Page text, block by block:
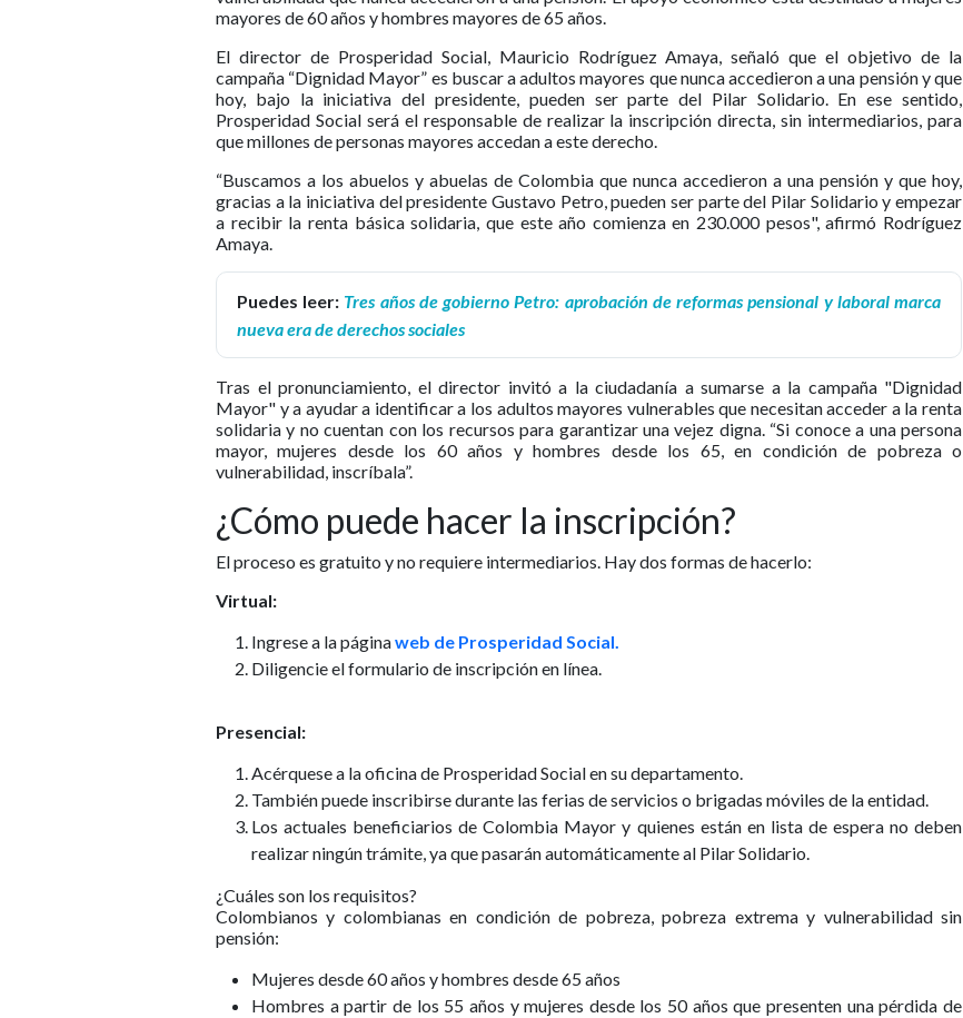
mayores de 60 años y hombres mayores de 65 años.
El director de Prosperidad Social, Mauricio Rodríguez Amaya, señaló que el objetivo de la
campaña “Dignidad Mayor” es buscar a adultos mayores que nunca accedieron a una pensión y que
hoy, bajo la iniciativa del presidente, pueden ser parte del Pilar Solidario. En ese sentido,
Prosperidad Social será el responsable de realizar la inscripción directa, sin intermediarios, para
que millones de personas mayores accedan a este derecho.
“Buscamos a los abuelos y abuelas de Colombia que nunca accedieron a una pensión y que hoy,
gracias a la iniciativa del presidente Gustavo Petro, pueden ser parte del Pilar Solidario y empezar
a recibir la renta básica solidaria, que este año comienza en 230.000 pesos", afirmó Rodríguez
Amaya.
Puedes leer: Tres años de gobierno Petro: aprobación de reformas pensional y laboral marca
nueva era de derechos sociales
Tras el pronunciamiento, el director invitó a la ciudadanía a sumarse a la campaña "Dignidad
Mayor" y a ayudar a identificar a los adultos mayores vulnerables que necesitan acceder a la renta
solidaria y no cuentan con los recursos para garantizar una vejez digna. “Si conoce a una persona
mayor, mujeres desde los 60 años y hombres desde los 65, en condición de pobreza o
vulnerabilidad, inscríbala”.
¿Cómo puede hacer la inscripción?
El proceso es gratuito y no requiere intermediarios. Hay dos formas de hacerlo:
Virtual:
Ingrese a la páginaweb de Prosperidad Social.
Diligencie el formulario de inscripción en línea.
Presencial:
Acérquese a la oficina de Prosperidad Social en su departamento.
También puede inscribirse durante las ferias de servicios o brigadas móviles de la entidad.
Los actuales beneficiarios de Colombia Mayor y quienes están en lista de espera no deben
realizar ningún trámite, ya que pasarán automáticamente al Pilar Solidario.
¿Cuáles son los requisitos?
Colombianos y colombianas en condición de pobreza, pobreza extrema y vulnerabilidad sin
pensión:
Mujeres desde 60 años y hombres desde 65 años
Hombres a partir de los 55 años y mujeres desde los 50 años que presenten una pérdida de